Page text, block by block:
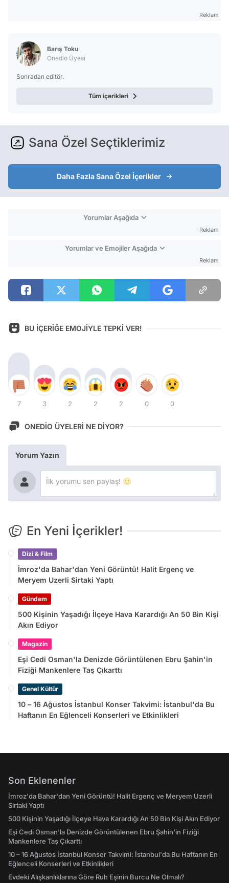
Reklam
Barış Toku
Onedio Üyesi
Sonradan editör.
Tüm içerikleri
Sana Özel Seçtiklerimiz
Daha Fazla Sana Özel İçerikler
Yorumlar Aşağıda
Reklam
Yorumlar ve Emojiler Aşağıda
Reklam
BU İÇERİĞE EMOJİYLE TEPKİ VER!
7 3 2 2 2 0 0
ONEDİO ÜYELERİ NE DİYOR?
Yorum Yazın
En Yeni İçerikler!
Dizi & Film
İmroz'da Bahar'dan Yeni Görüntü! Halit Ergenç ve
Meryem Uzerli Sirtaki Yaptı
Gündem
500 Kişinin Yaşadığı İlçeye Hava Karardığı An 50 Bin Kişi
Akın Ediyor
Magazin
Eşi Cedi Osman'la Denizde Görüntülenen Ebru Şahin'in
Fiziği Mankenlere Taş Çıkarttı
Genel Kültür
10 – 16 Ağustos İstanbul Konser Takvimi: İstanbul'da Bu
Haftanın En Eğlenceli Konserleri ve Etkinlikleri
Son Eklenenler
İmroz'da Bahar'dan Yeni Görüntü! Halit Ergenç ve Meryem Uzerli
Sirtaki Yaptı
500 Kişinin Yaşadığı İlçeye Hava Karardığı An 50 Bin Kişi Akın Ediyor
Eşi Cedi Osman'la Denizde Görüntülenen Ebru Şahin'in Fiziği
Mankenlere Taş Çıkarttı
10 – 16 Ağustos İstanbul Konser Takvimi: İstanbul'da Bu Haftanın En
Eğlenceli Konserleri ve Etkinlikleri
Evdeki Alışkanlıklarına Göre Ruh Eşinin Burcu Ne Olmalı?